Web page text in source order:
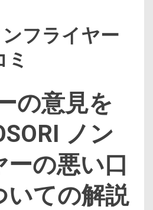
ンフライヤー
ミ
の意見を
ノン
ーの悪い口
いての解説